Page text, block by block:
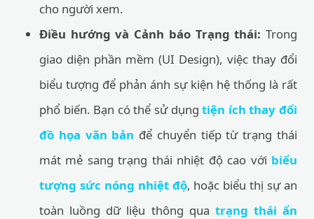
cho người xem.
Điều hướng và Cảnh báo Trạng thái: Trong
giao diện phần mềm (UI Design), việc thay đổi
biểu tượng để phản ánh sự kiện hệ thống là rất
phổ biến. Bạn có thể sử dụngtiện ích thay đổi
đồ họa văn bản để chuyển tiếp từ trạng thái
mát mẻ sang trạng thái nhiệt độ cao với biểu
tượng sức nóng nhiệt độ, hoặc biểu thị sự an
toàn luồng dữ liệu thông qua trạng thái ẩn